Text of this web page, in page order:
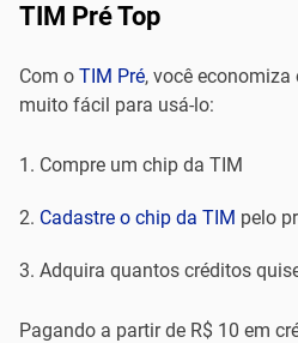
TIM Pré Top
Com o TIM Pré, você
muito fácil para usá-lo:
Compre um chip da TIM
Cadastre o chip da TIM pelo
Adquira quantos créditos
Pagando a partir de R$ 10 em